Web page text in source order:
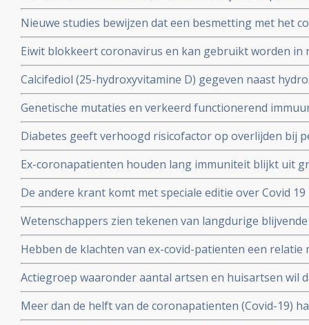
studie. Immuniteit voor Covid-19-infectie blijft
waarschijnlijk langer dan dat.
Nieuwe studies bewijzen dat een besmetting met het
langdurige immuniteit geeft door IgM en IgA
immuunsysteem
Eiwit blokkeert coronavirus en kan gebruikt worden in
mondkapje zou dan niet meer nodig zijn.
Calcifediol (25-hydroxyvitamine D) gegeven naast
in vroeg stadium van een behandeling voor COVID-
het aantal opnames op de intensive care-afdeling en
Genetische mutaties en verkeerd functionerend
interferon type 1 komt voor bij ca 10 tot 15 procent
Diabetes geeft verhoogd risicofactor op overlijden bij
coronavirus - COVID-19, zelfs na correctie voor
en relevante andere aandoeningen - comorbiditeit
Ex-coronapatienten houden lang immuniteit blijkt uit
procent van besmette personen had antistoffen en 44
mensen had antistoffen en immuniteit.
De andere krant komt met speciale editie over Covid
kritische artikelen die zeker ook gelezen zouden
Wetenschappers zien tekenen van langdurige
coronavirus - Covid-19, zelfs na milde infecties. Blijkt
Hebben de klachten van ex-covid-patienten een relatie
vermoeidheidssyndroom? Er zijn wel heel veel
wetenschappers
Actiegroep waaronder aantal artsen en huisartsen wil
mogelijkheid moet krijgen om de huisarts te vragen
standaard aanpak voor covid-19 zoals die nu geldt.
Meer dan de helft van de coronapatienten (Covid-19)
hoest (84%), koorts (80%), spierpijn (63%), koude